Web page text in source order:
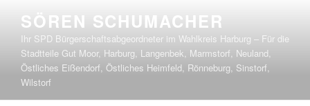
Inhalt
springen
SÖREN SCHUMACHER
Ihr SPD Bürgerschaftsabgeordneter im Wahlkreis Harburg – Für die
Stadtteile Gut Moor, Harburg, Langenbek, Marmstorf, Neuland,
Östliches Eißendorf, Östliches Heimfeld, Rönneburg, Sinstorf,
Wilstorf